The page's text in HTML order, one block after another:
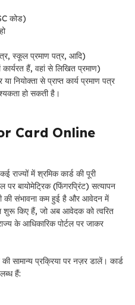
कोड)
स्कूल प्रमाण पत्र, आदि)
हैं, वहां से लिखित प्रमाण)
नियोक्ता से प्राप्त कार्य प्रमाण पत्र
हो सकती है।
Card Online
में श्रमिक कार्ड की पूरी
पर बायोमेट्रिक (फिंगरप्रिंट) सत्यापन
की संभावना कम हुई है और आवेदन में
शुरू किए हैं, जो अब आवेदक को त्वरित
के आधिकारिक पोर्टल पर जाकर
प्रक्रिया पर नज़र डालें। कार्ड
हैं: